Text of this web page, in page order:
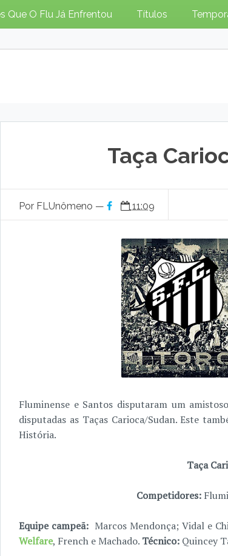
Que O Flu Já Enfrentou Títulos
Taça
Por FLUnômeno — 11:09
Fluminense e Santos disputaram um
disputadas as Taças Carioca/Sudan. Este
História.
Taça
Competidores:
Equipe campeã: Marcos Mendonça; Vidal e
Welfare, French e Machado. Técnico: Quincey